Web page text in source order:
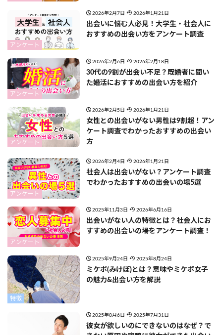
アンケート
2026年2月7日 2026年1月21日
出会いに悩む人必見！大学生・社会人に
おすすめの出会い方をアンケート調査
アンケート
2026年2月6日 2026年2月18日
30代の9割が出会い不足？既婚者に聞い
た婚活におすすめの出会い方を紹介
アンケート
2026年2月5日 2026年1月21日
女性との出会いがない男性は9割超！アン
ケート調査でわかったおすすめの出会い
方
アンケート
2026年2月4日 2026年1月21日
社会人は出会いがない？アンケート調査
でわかったおすすめの出会いの場5選
アンケート
2025年11月3日 2026年6月16日
出会いがない人の特徴とは？社会人にお
すすめの出会いの場をアンケート調査！
特徴
2025年9月24日 2025年8月24日
ミケポ(みけぽ)とは？意味やミケポ女子
の魅力&出会い方を解説
2025年8月6日 2025年7月31日
彼女が欲しいのにできないのはなぜ？で